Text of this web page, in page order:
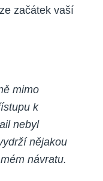
začátek vaší
mimo
k
nebyl
nějakou
návratu.